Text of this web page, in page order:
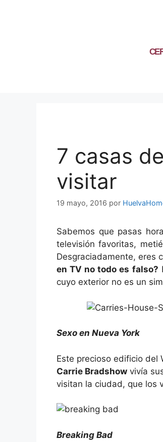
7 casas
visitar
19 mayo, 2016 por
Sabemos que pasas
televisión favoritas,
Desgraciadamente, eres
en TV no todo es falso?
cuyo exterior no es un
Sexo en Nueva York
Este precioso edificio del
Carrie Bradshow vivía
visitan la ciudad, que los
Breaking Bad